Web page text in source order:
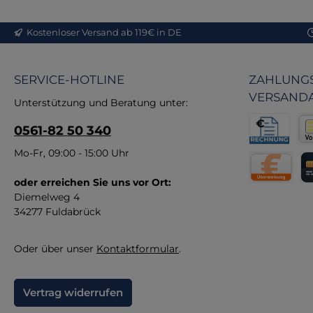
Kostenloser Versand ab 119€ in DE
SERVICE-HOTLINE
Unterstützung und Beratung unter:
0561-82 50 340
Mo-Fr, 09:00 - 15:00 Uhr
oder erreichen Sie uns vor Ort:
Diemelweg 4
34277 Fuldabrück
Oder über unser Kontaktformular.
Vertrag widerrufen
Rechnung